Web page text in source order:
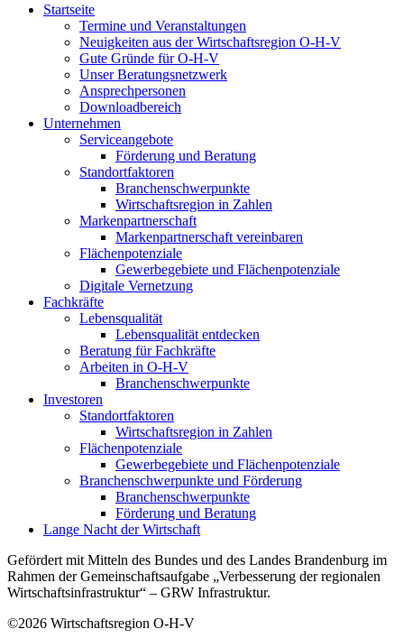
Startseite
Termine und Veranstaltungen
Neuigkeiten aus der Wirtschaftsregion O-H-V
Gute Gründe für O-H-V
Unser Beratungsnetzwerk
Ansprechpersonen
Downloadbereich
Unternehmen
Serviceangebote
Förderung und Beratung
Standortfaktoren
Branchenschwerpunkte
Wirtschaftsregion in Zahlen
Markenpartnerschaft
Markenpartnerschaft vereinbaren
Flächenpotenziale
Gewerbegebiete und Flächenpotenziale
Digitale Vernetzung
Fachkräfte
Lebensqualität
Lebensqualität entdecken
Beratung für Fachkräfte
Arbeiten in O-H-V
Branchenschwerpunkte
Investoren
Standortfaktoren
Wirtschaftsregion in Zahlen
Flächenpotenziale
Gewerbegebiete und Flächenpotenziale
Branchenschwerpunkte und Förderung
Branchenschwerpunkte
Förderung und Beratung
Lange Nacht der Wirtschaft
Gefördert mit Mitteln des Bundes und des Landes Brandenburg im
Rahmen der Gemeinschaftsaufgabe „Verbesserung der regionalen
Wirtschaftsinfrastruktur“ – GRW Infrastruktur.
©2026 Wirtschaftsregion O-H-V